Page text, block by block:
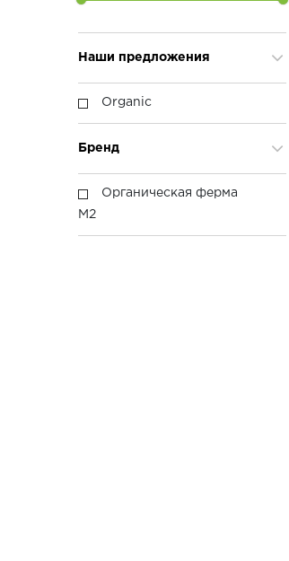
Наши предложения
Organic
Бренд
Органическая ферма
М2